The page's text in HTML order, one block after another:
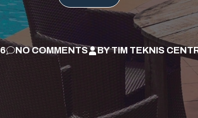
NO COMMENTS BYTIM TEKNIS